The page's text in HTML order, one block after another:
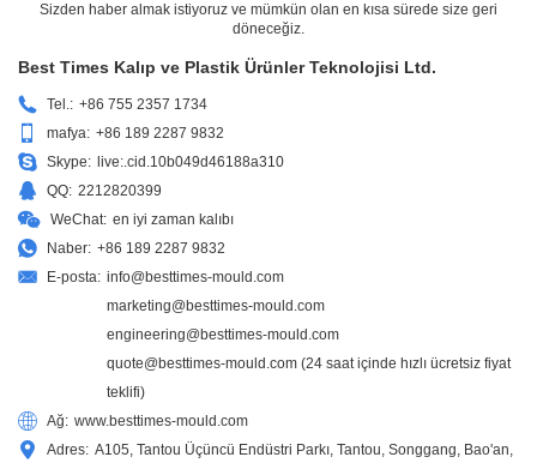
Sizden haber almak istiyoruz ve mümkün olan en kısa sürede size geri
döneceğiz.
Best Times Kalıp ve Plastik Ürünler Teknolojisi Ltd.
Tel.: +86 755 2357 1734
mafya: +86 189 2287 9832
Skype: live:.cid.10b049d46188a310
QQ: 2212820399
WeChat: en iyi zaman kalıbı
Naber: +86 189 2287 9832
E-posta: info@besttimes-mould.com
marketing@besttimes-mould.com
engineering@besttimes-mould.com
quote@besttimes-mould.com (24 saat içinde hızlı ücretsiz fiyat
teklifi)
Ağ: www.besttimes-mould.com
Adres: A105, Tantou Üçüncü Endüstri Parkı, Tantou, Songgang, Bao'an,